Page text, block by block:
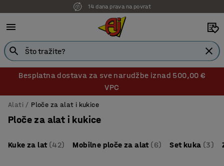
14 dana prava na povrat
Besplatna dostava za sve narudžbe iznad 500,00 €
VPC
Alati Ploče za alat i kukice
Ploče za alat i kukice
Kuke za lat(42) Mobilne ploče za alat(6) Set kuka (3)